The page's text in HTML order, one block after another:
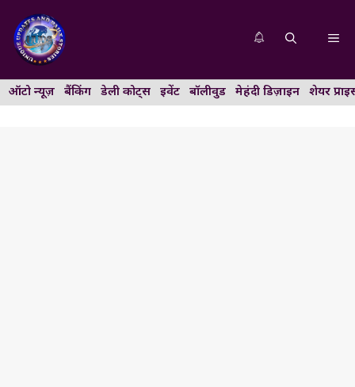
content
ऑटो न्यूज़ बैंकिंग डेली कोट्स इवेंट बॉलीवुड मेहंदी डिज़ाइन शेयर